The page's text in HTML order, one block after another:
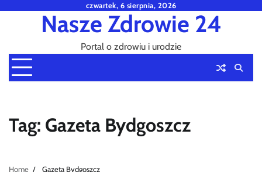
czwartek, 6 sierpnia, 2026
Nasze Zdrowie 24
Portal o zdrowiu i urodzie
Tag: Gazeta Bydgoszcz
Home Gazeta Bydgoszcz